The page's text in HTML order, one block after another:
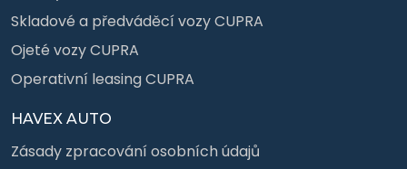
Skladové a předváděcí vozy CUPRA
Ojeté vozy CUPRA
Operativní leasing CUPRA
HAVEX AUTO
Zásady zpracování osobních údajů